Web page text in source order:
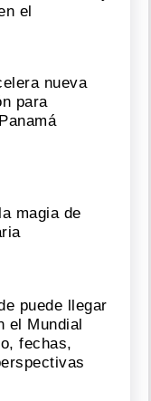
el
nueva
para
magia de
puede llegar
el Mundial
fechas,